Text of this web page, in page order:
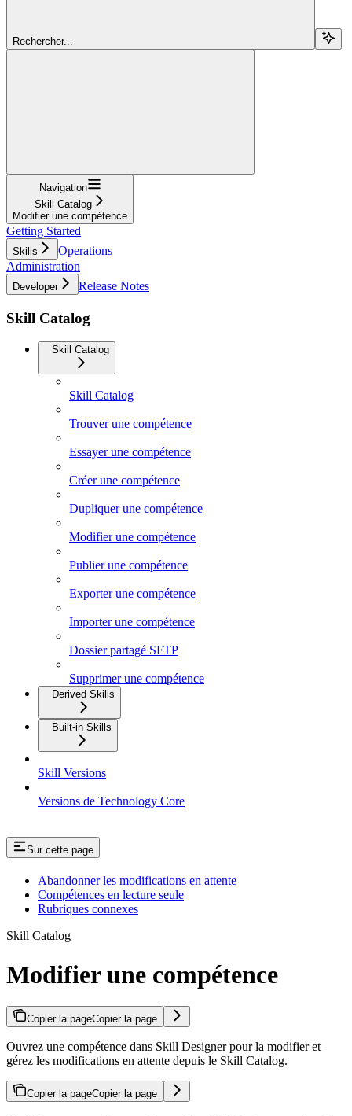
Rechercher...
Navigation
Skill Catalog
Modifier une compétence
Getting Started
Skills
Operations
Administration
Developer Release Notes
Skill Catalog
Skill Catalog
Skill Catalog
Trouver une compétence
Essayer une compétence
Créer une compétence
Dupliquer une compétence
Modifier une compétence
Publier une compétence
Exporter une compétence
Importer une compétence
Dossier partagé SFTP
Supprimer une compétence
Derived Skills
Built-in Skills
Skill Versions
Versions de Technology Core
Sur cette page
Abandonner les modifications en attente
Compétences en lecture seule
Rubriques connexes
Skill Catalog
Modifier une compétence
Copier la pageCopier la page
Ouvrez une compétence dans Skill Designer pour la modifier et
gérez les modifications en attente depuis le Skill Catalog.
Copier la pageCopier la page